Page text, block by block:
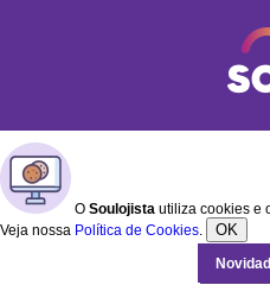
O Soulojista utiliza cookies e
Veja nossa Política de Cookies. OK